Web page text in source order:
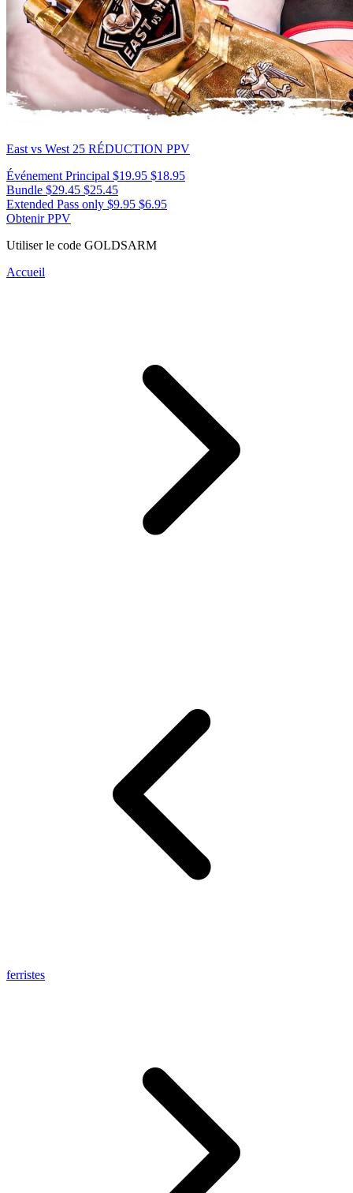
East vs West 25 RÉDUCTION PPV
Événement Principal $19.95 $18.95
Bundle $29.45 $25.45
Extended Pass only $9.95 $6.95
Obtenir PPV
Utiliser le code GOLDSARM
Accueil
ferristes